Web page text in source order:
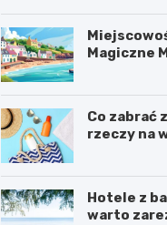
Magiczne
Co zabrać
rzeczy na
Hotele z
warto